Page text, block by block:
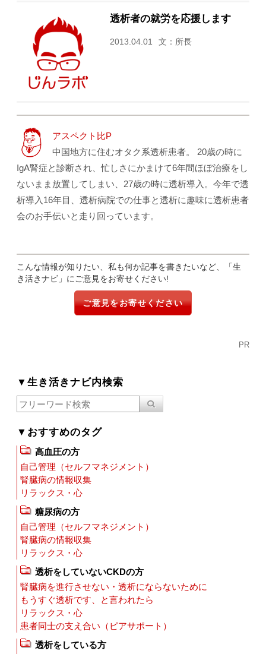
透析者の就労を応援します
2013.04.01 文：所長
アスペクト比P
中国地方に住むオタク系透析患者。 20歳の時に
IgA腎症と診断され、忙しさにかまけて6年間ほぼ治療をし
ないまま放置してしまい、27歳の時に透析導入。今年で透
析導入16年目、透析病院での仕事と透析に趣味に透析患者
会のお手伝いと走り回っています。
こんな情報が知りたい、私も何か記事を書きたいなど、「生
き活きナビ」にご意見をお寄せください!
ご意見をお寄せください
PR
▼生き活きナビ内検索
▼おすすめのタグ
高血圧の方
自己管理（セルフマネジメント）
腎臓病の情報収集
リラックス・心
糖尿病の方
自己管理（セルフマネジメント）
腎臓病の情報収集
リラックス・心
透析をしていないCKDの方
腎臓病を進行させない・透析にならないために
もうすぐ透析です、と言われたら
リラックス・心
患者同士の支え合い（ピアサポート）
透析をしている方